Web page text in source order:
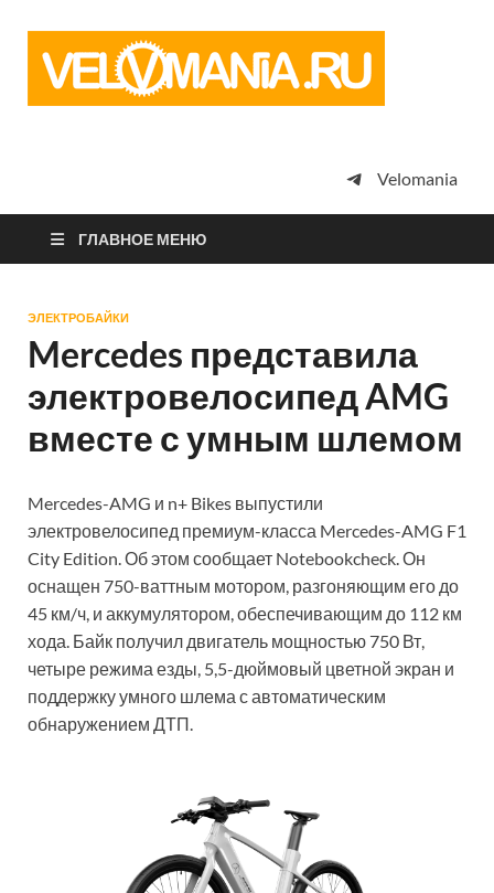
просто
Velomania
ГЛАВНОЕ МЕНЮ
ЭЛЕКТРОБАЙКИ
Mercedes представила
электровелосипед AMG
вместе с умным шлемом
Mercedes-AMG и n+ Bikes выпустили
электровелосипед премиум-класса Mercedes-AMG F1
City Edition. Об этом сообщает Notebookcheck. Он
оснащен 750-ваттным мотором, разгоняющим его до
45 км/ч, и аккумулятором, обеспечивающим до 112 км
хода. Байк получил двигатель мощностью 750 Вт,
четыре режима езды, 5,5-дюймовый цветной экран и
поддержку умного шлема с автоматическим
обнаружением ДТП.